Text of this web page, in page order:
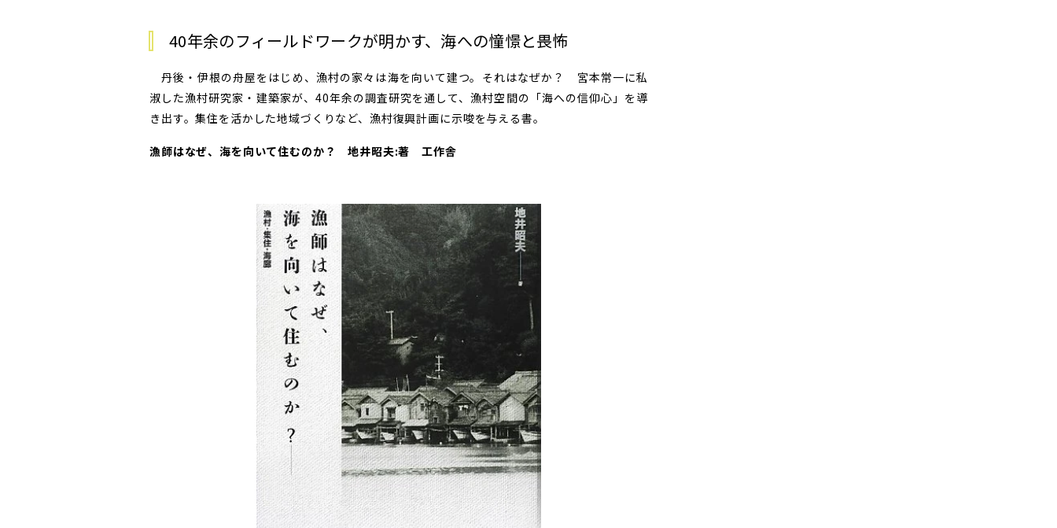
40年余のフィールドワークが明かす、海への憧憬と畏怖
丹後・伊根の舟屋をはじめ、漁村の家々は海を向いて建つ。それはなぜか？ 宮本常一に私
淑した漁村研究家・建築家が、40年余の調査研究を通して、漁村空間の「海への信仰心」を導
き出す。集住を活かした地域づくりなど、漁村復興計画に示唆を与える書。
漁師はなぜ、海を向いて住むのか？ 地井昭夫:著 工作舎